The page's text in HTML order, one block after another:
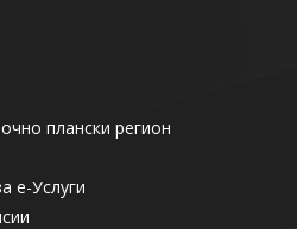
плански регион
е-Услуги